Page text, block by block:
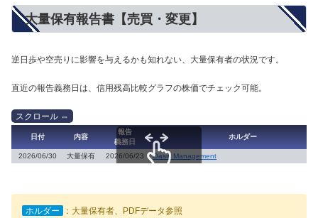
大量保有報告書【売買・変更】
逆日歩や空売りに影響を与えるかも知れない、大量保有者の状況です。
直近の報告義務日は、信用残高比較グラフの株価でチェック可能。
日付 内容
報告
義務日
ホルダー
2026/06/30 大量保有 2026/06/23 Oasis Management
ホルダー
：大量保有者、PDFデータ参照